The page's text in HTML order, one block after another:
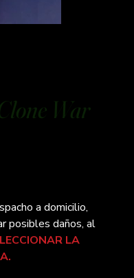
War
a domicilio,
posibles daños, al
LA